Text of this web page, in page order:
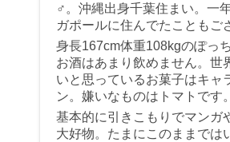
♂。沖縄出身千葉住まい。一
ガポールに住んでたこともご
身長167cm体重108kgのぽっ
お酒はあまり飲めません。世
いと思っているお菓子はキャ
ン。嫌いなものはトマトです。
基本的に引きこもりでマンガ
大好物。たまにこのままでは